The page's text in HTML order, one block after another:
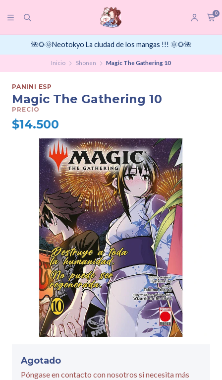
0
🌺🌻🌞Neotokyo La ciudad de los mangas !!! 🌞🌻🌺
Inicio Shonen Magic The Gathering 10
PANINI ESP
Magic The Gathering 10
PRECIO
$14.500
Agotado
Póngase en contacto con nosotros si necesita más